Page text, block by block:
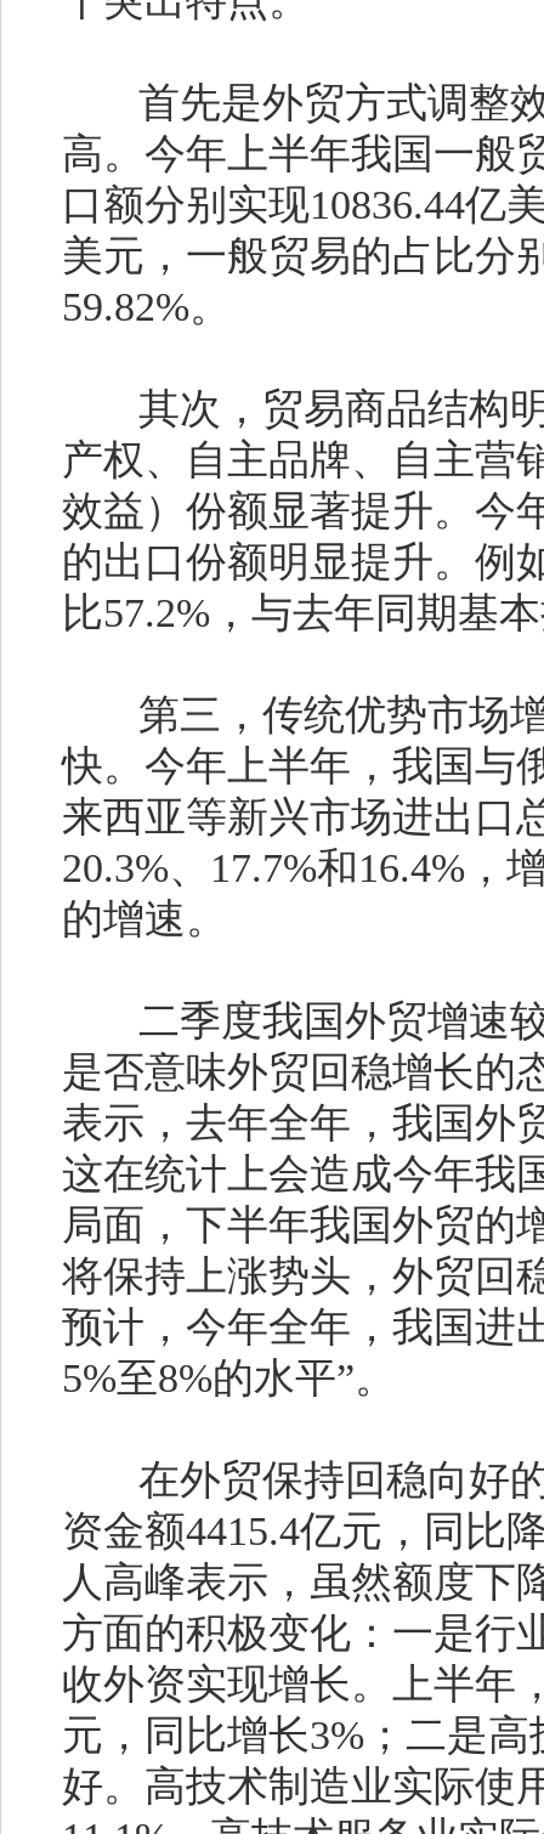
首先是外贸方式调整效
高。今年上半年我国一般
口额分别实现10836.44亿
美元，一般贸易的占比分
59.82%。
其次，贸易商品结构明
产权、自主品牌、自主营
效益）份额显著提升。今
的出口份额明显提升。例
比57.2%，与去年同期基
第三，传统优势市场增
快。今年上半年，我国与
来西亚等新兴市场进出口
20.3%、17.7%和16.4%，
的增速。
二季度我国外贸增速较
是否意味外贸回稳增长的
表示，去年全年，我国外
这在统计上会造成今年我
局面，下半年我国外贸的
将保持上涨势头，外贸回
预计，今年全年，我国进
5%至8%的水平”。
在外贸保持回稳向好的
资金额4415.4亿元，同比
人高峰表示，虽然额度下
方面的积极变化：一是行
收外资实现增长。上半年
元，同比增长3%；二是
好。高技术制造业实际使